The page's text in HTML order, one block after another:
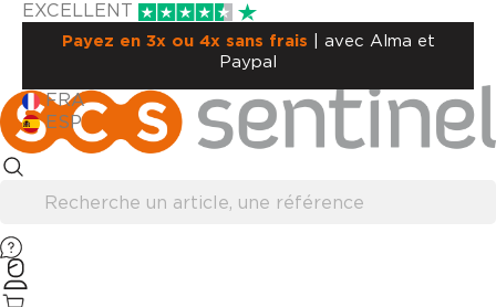
EXCELLENT
Payez en 3x ou 4x sans frais | avec Alma et
Paypal
FRA
ESP